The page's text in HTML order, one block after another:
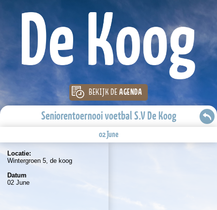
BEKIJK DE AGENDA
Seniorentoernooi voetbal S.V De Koog
02 June
Locatie:
Wintergroen 5, de koog
Datum
02 June